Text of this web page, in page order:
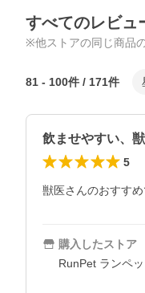
すべてのレビュ
※他ストアの同じ商品
81 - 100件 / 171件
飲ませやすい、
5
獣医さんのおすす
購入したストア
RunPet ランペッ